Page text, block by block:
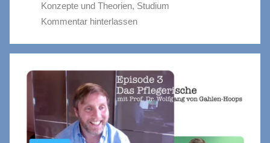
Konzepte und Theorien, Studium
Kommentar hinterlassen